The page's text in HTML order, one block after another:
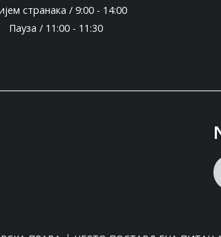
странака / 9:00 - 14:00
Пауза / 11:00 - 11:30